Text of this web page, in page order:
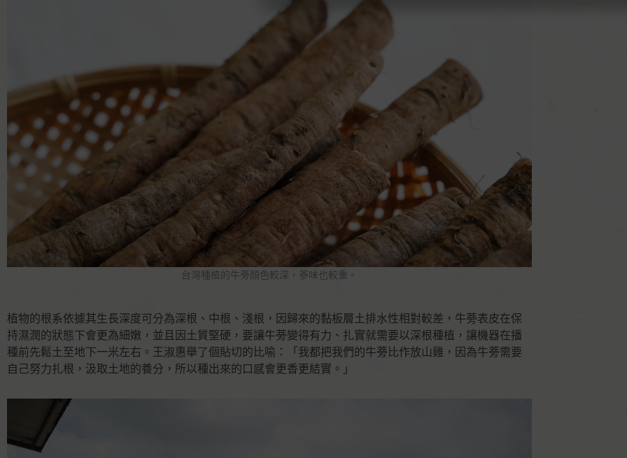
台灣種植的牛蒡顏色較深，蔘味也較重。
植物的根系依據其生長深度可分為深根、中根、淺根，因歸來的黏板層土排水性相對較差，牛蒡表皮在保
持濕潤的狀態下會更為細嫩，並且因土質堅硬，要讓牛蒡變得有力、扎實就需要以深根種植，讓機器在播
種前先鬆土至地下一米左右。王淑惠舉了個貼切的比喻：「我都把我們的牛蒡比作放山雞，因為牛蒡需要
自己努力扎根，汲取土地的養分，所以種出來的口感會更香更結實。」